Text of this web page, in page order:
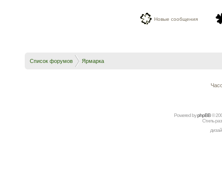
Новые сообщения
Список форумов Ярмарка
Powered byрhрBВ©
Стиль